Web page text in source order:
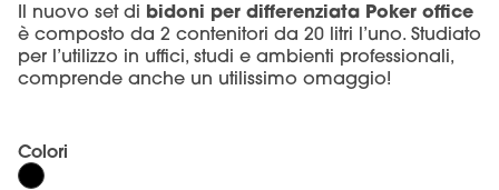
Il nuovo set di bidoni per differenziata Poker office
è composto da 2 contenitori da 20 litri l’uno. Studiato
per l’utilizzo in uffici, studi e ambienti professionali,
comprende anche un utilissimo omaggio!
Colori